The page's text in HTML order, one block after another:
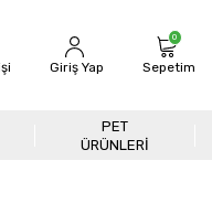
Giriş Yap
0
Sepetim
PET
ÜRÜNLERİ